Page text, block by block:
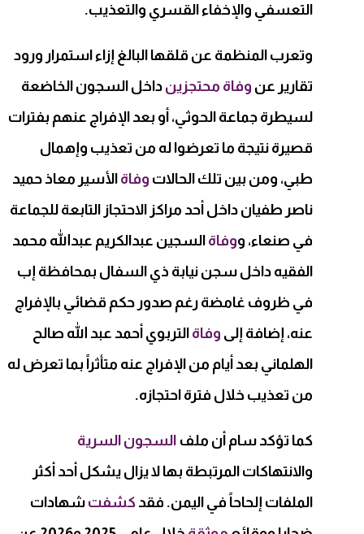
التعسفي والإخفاء القسري والتعذيب.
وتعرب المنظمة عن قلقها البالغ إزاء استمرار ورود
تقارير عن وفاة محتجزين داخل السجون الخاضعة
لسيطرة جماعة الحوثي، أو بعد الإفراج عنهم بفترات
قصيرة نتيجة ما تعرضوا له من تعذيب وإهمال
طبي، ومن بين تلك الحالات وفاة الأسير معاذ حميد
ناصر طفيان داخل أحد مراكز الاحتجاز التابعة للجماعة
في صنعاء، ووفاة السجين عبدالكريم عبدالله محمد
الفقيه داخل سجن نيابة ذي السفال بمحافظة إب
في ظروف غامضة رغم صدور حكم قضائي بالإفراج
عنه، إضافة إلى وفاة التربوي أحمد عبد الله صالح
الهلماني بعد أيام من الإفراج عنه متأثراً بما تعرض له
من تعذيب خلال فترة احتجازه.
كما تؤكد سام أن ملفالسجون السرية
والانتهاكات المرتبطة بها لا يزال يشكل أحد أكثر
الملفات إلحاحاً في اليمن. فقدكشفت شهادات